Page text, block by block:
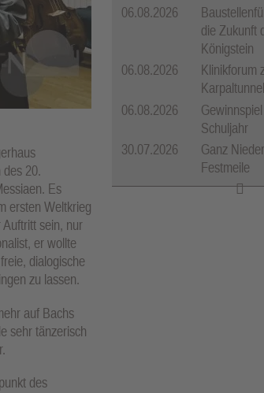
20.
Es
ersten Weltkrieg
sein, nur
er wollte
dialogische
zu lassen.
auf Bachs
sehr tänzerisch
des
06.08.2026
die Zukunft
Königstein
06.08.2026
Klinikforum
06.08.2026
Schuljahr
30.07.2026
Ganz
Festmeile